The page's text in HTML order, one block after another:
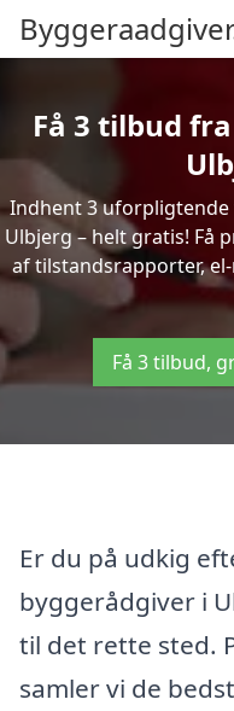
Få 3 tilbud
Indhent 3
Ulbjerg – helt gratis! Få
af tilstandsrapporter,
Få 3 tilbud,
Er du på udkig
byggerådgiver i
til det rette sted.
samler vi de